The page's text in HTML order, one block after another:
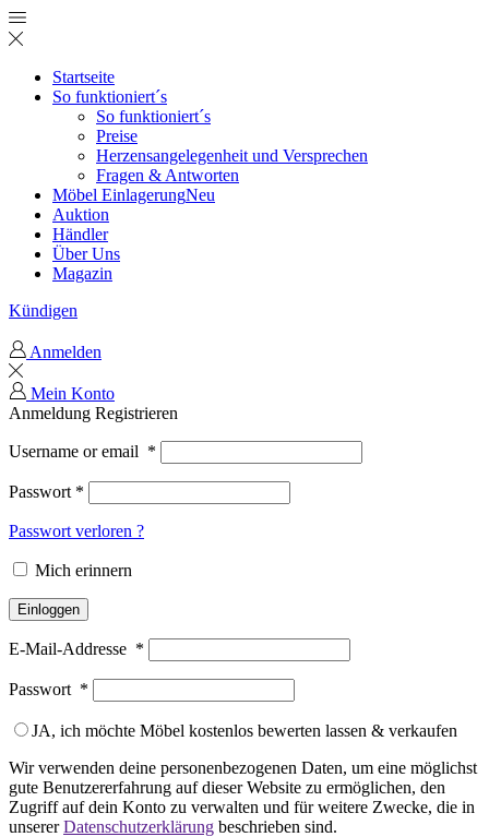
Startseite
So funktioniert´s
So funktioniert´s
Preise
Herzensangelegenheit und Versprechen
Fragen & Antworten
Möbel EinlagerungNeu
Auktion
Händler
Über Uns
Magazin
Kündigen
Anmelden
Mein Konto
Anmeldung Registrieren
Username or email *
Passwort *
Passwort verloren ?
Mich erinnern
Einloggen
E-Mail-Addresse *
Passwort *
JA, ich möchte Möbel kostenlos bewerten lassen & verkaufen
Wir verwenden deine personenbezogenen Daten, um eine möglichst
gute Benutzererfahrung auf dieser Website zu ermöglichen, den
Zugriff auf dein Konto zu verwalten und für weitere Zwecke, die in
unsererDatenschutzerklärung beschrieben sind.